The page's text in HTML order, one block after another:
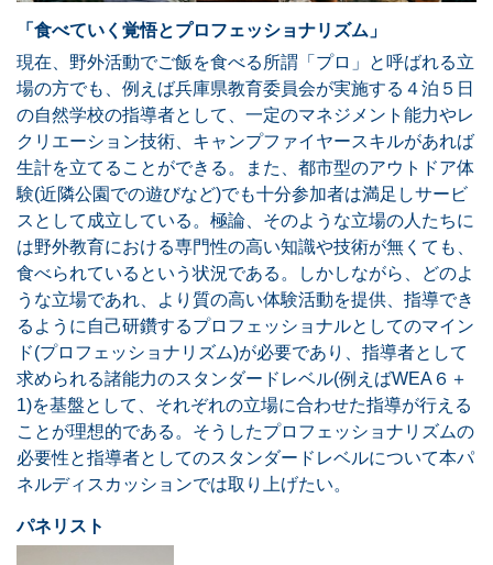
「食べていく覚悟とプロフェッショナリズム」
現在、野外活動でご飯を食べる所謂「プロ」と呼ばれる立
場の方でも、例えば兵庫県教育委員会が実施する４泊５日
の自然学校の指導者として、一定のマネジメント能力やレ
クリエーション技術、キャンプファイヤースキルがあれば
生計を立てることができる。また、都市型のアウトドア体
験(近隣公園での遊びなど)でも十分参加者は満足しサービ
スとして成立している。極論、そのような立場の人たちに
は野外教育における専門性の高い知識や技術が無くても、
食べられているという状況である。しかしながら、どのよ
うな立場であれ、より質の高い体験活動を提供、指導でき
るように自己研鑽するプロフェッショナルとしてのマイン
ド(プロフェッショナリズム)が必要であり、指導者として
求められる諸能力のスタンダードレベル(例えばWEA６＋
1)を基盤として、それぞれの立場に合わせた指導が行える
ことが理想的である。そうしたプロフェッショナリズムの
必要性と指導者としてのスタンダードレベルについて本パ
ネルディスカッションでは取り上げたい。
パネリスト